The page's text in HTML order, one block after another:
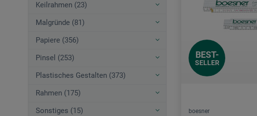
Keilrahmen (23)
Malgründe (81)
Papiere (356)
Pinsel (253)
Plastisches Gestalten (373)
Rahmen (175)
Sonstiges (15)
BEST-
SELLER
boesner